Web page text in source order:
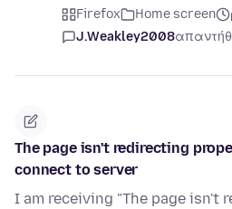
Firefox Home screen
J.Weakley2008
The page isn't redirecting
connect to server
I am receiving "The page isn't